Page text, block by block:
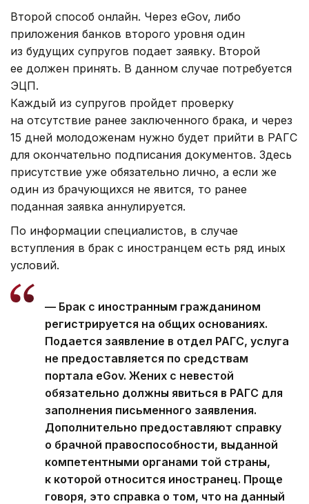
Второй способ онлайн. Через eGov, либо
приложения банков второго уровня один
из будущих супругов подает заявку. Второй
ее должен принять. В данном случае потребуется
ЭЦП.
Каждый из супругов пройдет проверку
на отсутствие ранее заключенного брака, и через
15 дней молодоженам нужно будет прийти в РАГС
для окончательно подписания документов. Здесь
присутствие уже обязательно лично, а если же
один из брачующихся не явится, то ранее
поданная заявка аннулируется.
По информации специалистов, в случае
вступления в брак с иностранцем есть ряд иных
условий.
— Брак с иностранным гражданином
регистрируется на общих основаниях.
Подается заявление в отдел РАГС, услуга
не предоставляется по средствам
портала eGov. Жених с невестой
обязательно должны явиться в РАГС для
заполнения письменного заявления.
Дополнительно предоставляют справку
о брачной правоспособности, выданной
компетентными органами той страны,
к которой относится иностранец. Проще
говоря, это справка о том, что на данный